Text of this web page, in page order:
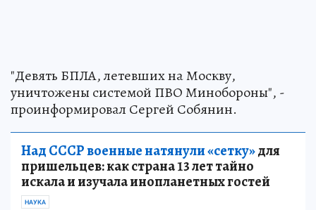
"Девять БПЛА, летевших на Москву,
уничтожены системой ПВО Минобороны", -
проинформировал Сергей Собянин.
Над СССР военные натянули «сетку»для
пришельцев: как страна 13 лет тайно
искала и изучала инопланетных гостей
НАУКА